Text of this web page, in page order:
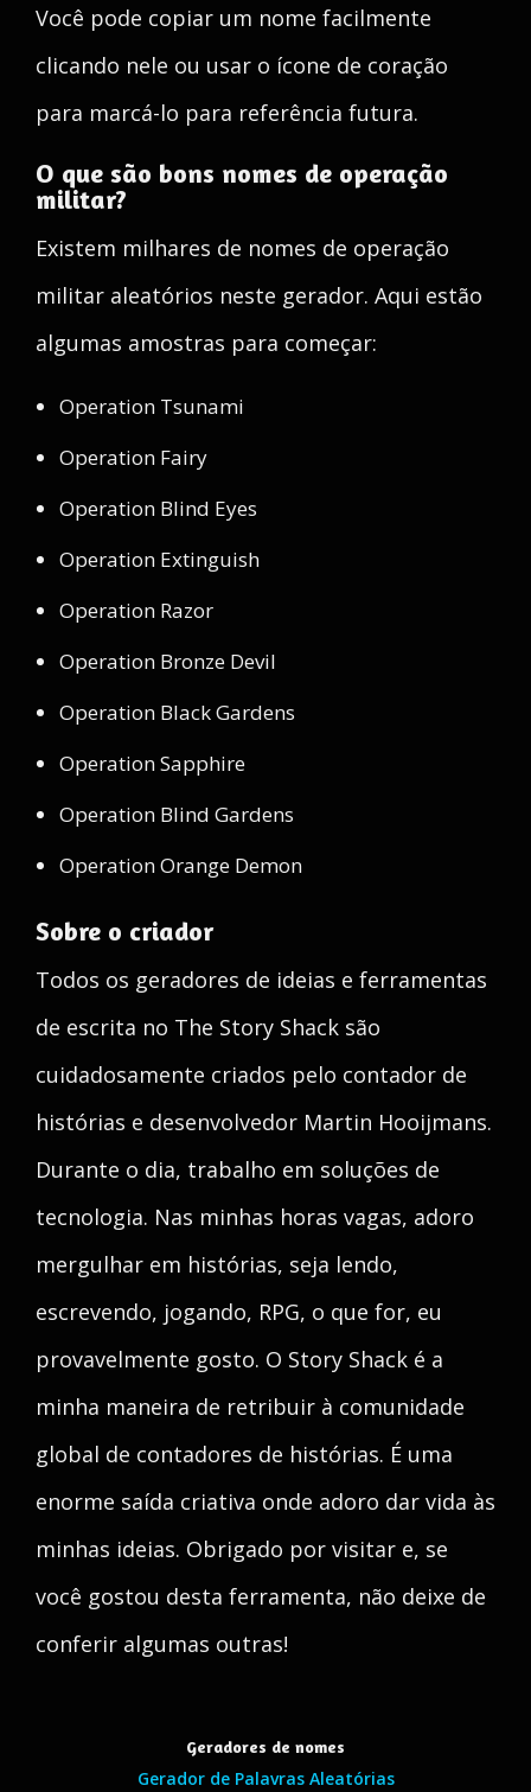
Você pode copiar um nome facilmente
clicando nele ou usar o ícone de coração
para marcá-lo para referência futura.
O que são bons nomes de operação
militar?
Existem milhares de nomes de operação
militar aleatórios neste gerador. Aqui estão
algumas amostras para começar:
Operation Tsunami
Operation Fairy
Operation Blind Eyes
Operation Extinguish
Operation Razor
Operation Bronze Devil
Operation Black Gardens
Operation Sapphire
Operation Blind Gardens
Operation Orange Demon
Sobre o criador
Todos os geradores de ideias e ferramentas
de escrita no The Story Shack são
cuidadosamente criados pelo contador de
histórias e desenvolvedor Martin Hooijmans.
Durante o dia, trabalho em soluções de
tecnologia. Nas minhas horas vagas, adoro
mergulhar em histórias, seja lendo,
escrevendo, jogando, RPG, o que for, eu
provavelmente gosto. O Story Shack é a
minha maneira de retribuir à comunidade
global de contadores de histórias. É uma
enorme saída criativa onde adoro dar vida às
minhas ideias. Obrigado por visitar e, se
você gostou desta ferramenta, não deixe de
conferir algumas outras!
Geradores de nomes
Gerador de Palavras Aleatórias